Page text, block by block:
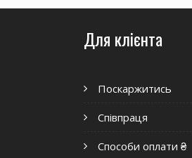
Для клієнта
Поскаржитись
Співпраця
Способи оплати ₴